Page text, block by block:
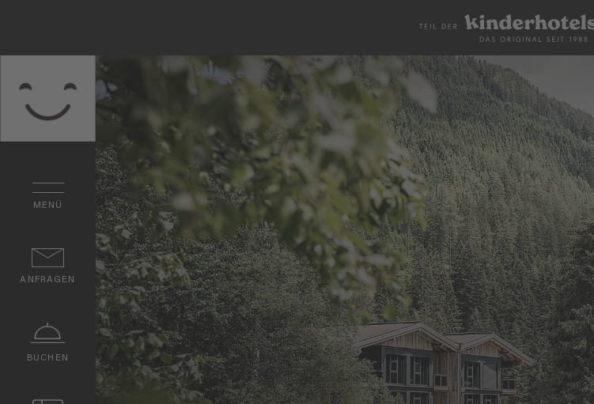
MENÜ
ANFRAGEN
BUCHEN